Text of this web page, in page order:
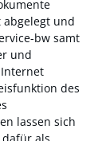
abgelegt und
bw samt
und
des
lassen sich